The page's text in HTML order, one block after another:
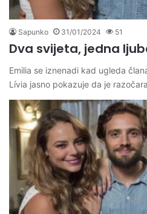
Sapunko 31/01/2024 51
Dva svijeta, jedna
Emilia se iznenadi kad ugleda
Lívia jasno pokazuje da je